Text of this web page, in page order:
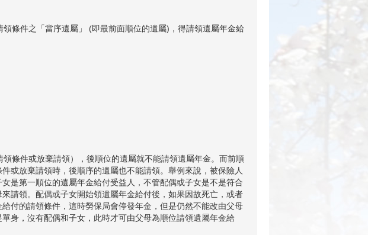
條件之「當序遺屬」 (即最前面順位的遺屬)，得請領遺屬年金給
條件或放棄請領），後順位的遺屬就不能請領遺屬年金。而前順
或放棄請領時，後順序的遺屬也不能請領。舉例來說，被保險人
是第一順位的遺屬年金給付受益人，不管配偶或子女是不是符合
請領。配偶或子女開始領遺屬年金給付後，如果因故死亡，或者
付的請領條件，這時勞保局會停發年金，但是仍然不能改由父母
身，沒有配偶和子女，此時才可由父母為順位請領遺屬年金給